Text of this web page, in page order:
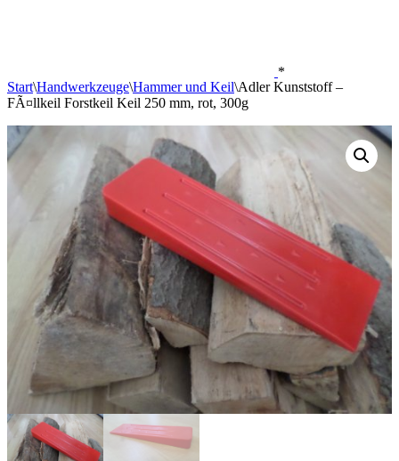
*
Start\Handwerkzeuge\Hammer und Keil\Adler Kunststoff –
FÃ¤llkeil Forstkeil Keil 250 mm, rot, 300g